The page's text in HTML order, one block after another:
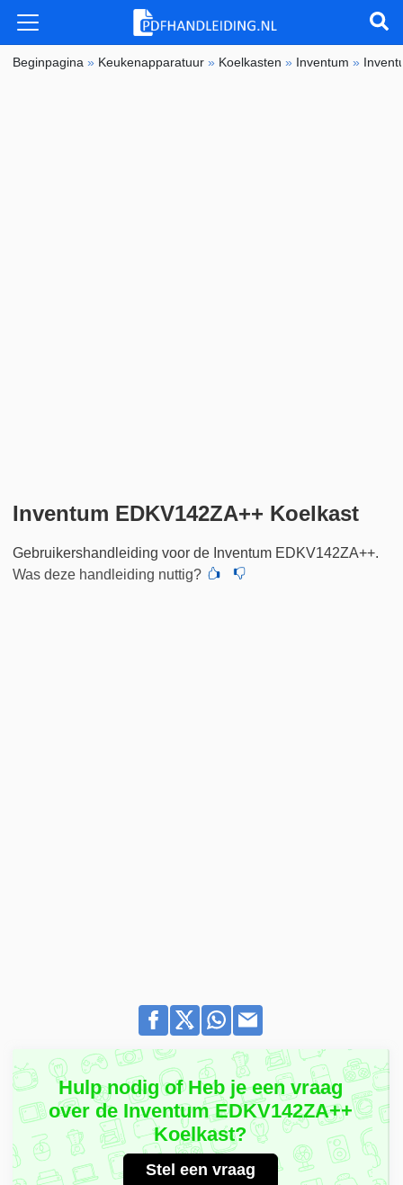
Beginpagina » Keukenapparatuur » Koelkasten » Inventum »
Inventum EDKV142ZA++ Koelkast
Gebruikershandleiding voor de Inventum EDKV142ZA++.
Was deze handleiding nuttig?
Hulp nodig of Heb je een vraag
over de Inventum EDKV142ZA++
Koelkast?
Stel een vraag